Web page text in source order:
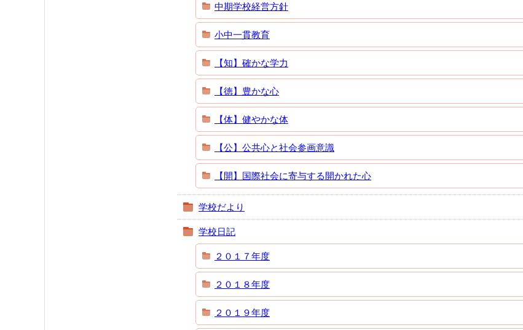
中期学校経営方針
小中一貫教育
【知】確かな学力
【徳】豊かな心
【体】健やかな体
【公】公共心と社会参画意識
【開】国際社会に寄与する開かれた心
学校だより
学校日記
２０１７年度
２０１８年度
２０１９年度